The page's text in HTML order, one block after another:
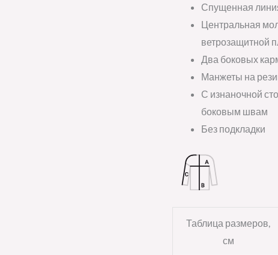
Спущенная
Центральная
ветрозащитной
Два боковых
Манжеты на
С изнаночной
боковым швам
Без подкладки
Таблица размеров,
см